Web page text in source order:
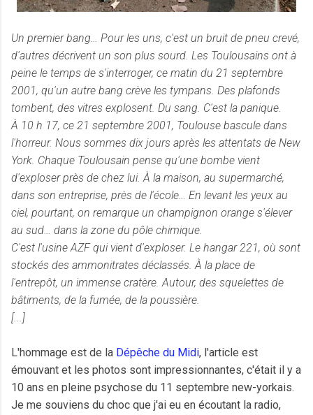
Un premier bang… Pour les uns, c'est un bruit de pneu crevé,
d'autres décrivent un son plus sourd. Les Toulousains ont à
peine le temps de s'interroger, ce matin du 21 septembre
2001, qu'un autre bang crève les tympans. Des plafonds
tombent, des vitres explosent. Du sang. C'est la panique.
À 10 h 17, ce 21 septembre 2001, Toulouse bascule dans
l'horreur. Nous sommes dix jours après les attentats de New
York. Chaque Toulousain pense qu'une bombe vient
d'exploser près de chez lui. À la maison, au supermarché,
dans son entreprise, près de l'école… En levant les yeux au
ciel, pourtant, on remarque un champignon orange s'élever
au sud… dans la zone du pôle chimique.
C'est l'usine AZF qui vient d'exploser. Le hangar 221, où sont
stockés des ammonitrates déclassés. À la place de
l'entrepôt, un immense cratère. Autour, des squelettes de
bâtiments, de la fumée, de la poussière.
[...]
L'hommage est de la Dépêche du Midi, l'article est
émouvant et les photos sont impressionnantes, c'était il y a
10 ans en pleine psychose du 11 septembre new-yorkais.
Je me souviens du choc que j'ai eu en écoutant la radio,